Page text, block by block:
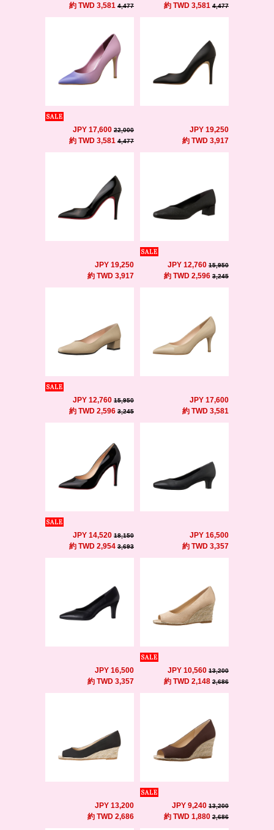
約 TWD 3,581 4,477 約 TWD 3,581 4,477
JPY 17,600 22,000
約 TWD 3,581 4,477
JPY 19,250
約 TWD 3,917
JPY 19,250
約 TWD 3,917
JPY 12,760 15,950
約 TWD 2,596 3,245
JPY 12,760 15,950
約 TWD 2,596 3,245
JPY 17,600
約 TWD 3,581
JPY 14,520 18,150
約 TWD 2,954 3,693
JPY 16,500
約 TWD 3,357
JPY 16,500
約 TWD 3,357
JPY 10,560 13,200
約 TWD 2,148 2,686
JPY 13,200
約 TWD 2,686
JPY 9,240 13,200
約 TWD 1,880 2,686